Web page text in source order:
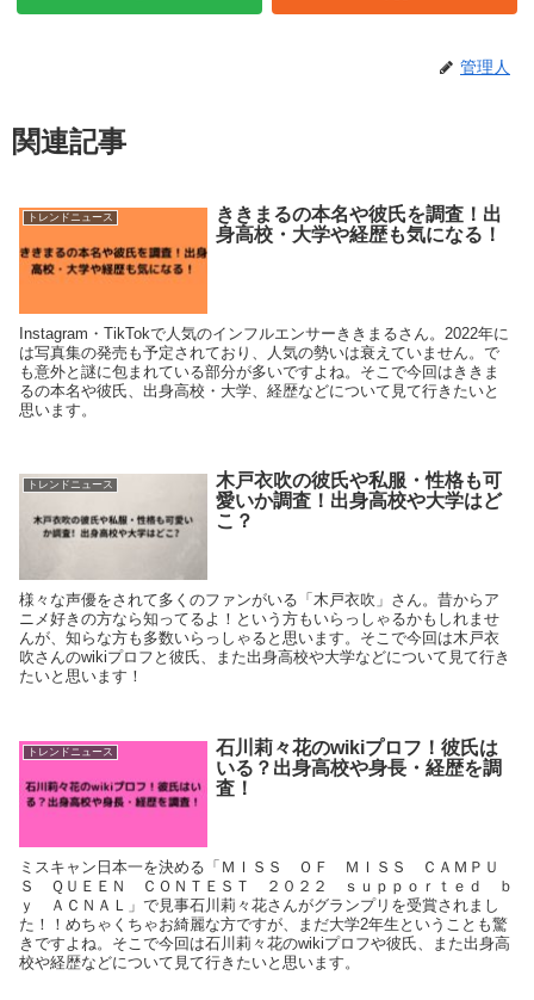
管理人
関連記事
トレンドニュース
ききまるの本名や彼氏を調査！出
身高校・大学や経歴も気になる！
Instagram・TikTokで人気のインフルエンサーききまるさん。2022年に
は写真集の発売も予定されており、人気の勢いは衰えていません。で
も意外と謎に包まれている部分が多いですよね。そこで今回はききま
るの本名や彼氏、出身高校・大学、経歴などについて見て行きたいと
思います。
トレンドニュース
木戸衣吹の彼氏や私服・性格も可
愛いか調査！出身高校や大学はど
こ？
様々な声優をされて多くのファンがいる「木戸衣吹」さん。昔からア
ニメ好きの方なら知ってるよ！という方もいらっしゃるかもしれませ
んが、知らな方も多数いらっしゃると思います。そこで今回は木戸衣
吹さんのwikiプロフと彼氏、また出身高校や大学などについて見て行き
たいと思います！
トレンドニュース
石川莉々花のwikiプロフ！彼氏は
いる？出身高校や身長・経歴を調
査！
ミスキャン日本一を決める「ＭＩＳＳ ＯＦ ＭＩＳＳ ＣＡＭＰＵ
Ｓ ＱＵＥＥＮ ＣＯＮＴＥＳＴ ２０２２ ｓｕｐｐｏｒｔｅｄ ｂ
ｙ ＡＣＮＡＬ」で見事石川莉々花さんがグランプリを受賞されまし
た！！めちゃくちゃお綺麗な方ですが、まだ大学2年生ということも驚
きですよね。そこで今回は石川莉々花のwikiプロフや彼氏、また出身高
校や経歴などについて見て行きたいと思います。